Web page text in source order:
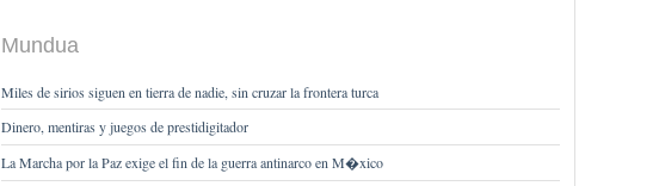
Mundua
Miles de sirios siguen en tierra de nadie, sin cruzar la frontera turca
Dinero, mentiras y juegos de prestidigitador
La Marcha por la Paz exige el fin de la guerra antinarco en M�xico